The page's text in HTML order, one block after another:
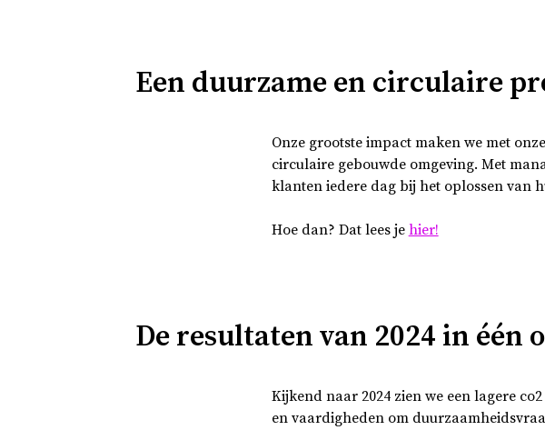
Een duurzame en circulaire
Onze grootste impact maken we met
circulaire gebouwde omgeving. Met
klanten iedere dag bij het oplossen van
Hoe dan? Dat lees je hier!
De resultaten van 2024 in één
Kijkend naar 2024 zien we een lagere
en vaardigheden om